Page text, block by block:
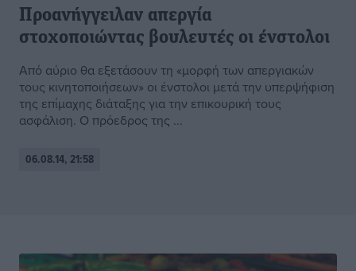
Προανήγγειλαν απεργία
στοχοποιώντας βουλευτές οι ένστολοι
Από αύριο θα εξετάσουν τη «μορφή των απεργιακών
τους κινητοποιήσεων» οι ένστολοι μετά την υπερψήφιση
της επίμαχης διάταξης για την επικουρική τους
ασφάλιση. Ο πρόεδρος της ...
06.08.14, 21:58